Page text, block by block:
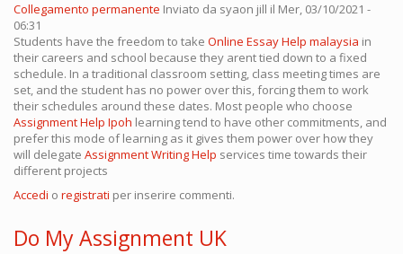
Collegamento permanente Inviato da syaon jill il Mer, 03/10/2021 -
06:31
Students have the freedom to take Online Essay Help malaysia in
their careers and school because they arent tied down to a fixed
schedule. In a traditional classroom setting, class meeting times are
set, and the student has no power over this, forcing them to work
their schedules around these dates. Most people who choose
Assignment Help Ipoh learning tend to have other commitments, and
prefer this mode of learning as it gives them power over how they
will delegate Assignment Writing Help services time towards their
different projects
Accedi o registrati per inserire commenti.
Do My Assignment UK